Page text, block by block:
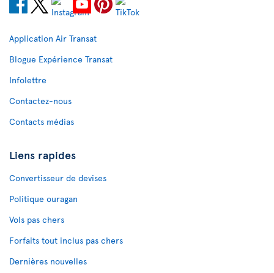
Application Air Transat
Blogue Expérience Transat
Infolettre
Contactez-nous
Contacts médias
Liens rapides
Convertisseur de devises
Politique ouragan
Vols pas chers
Forfaits tout inclus pas chers
Dernières nouvelles